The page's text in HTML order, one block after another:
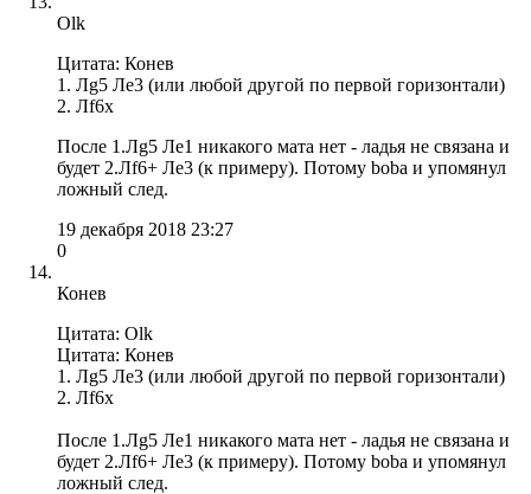
Olk
Цитата: Конев
1. Лg5 Ле3 (или любой другой по первой горизонтали)
2. Лf6x
После 1.Лg5 Лe1 никакого мата нет - ладья не связана и
будет 2.Лf6+ Лe3 (к примеру). Потому boba и упомянул
ложный след.
19 декабря 2018 23:27
0
Конев
Цитата: Olk
Цитата: Конев
1. Лg5 Ле3 (или любой другой по первой горизонтали)
2. Лf6x
После 1.Лg5 Лe1 никакого мата нет - ладья не связана и
будет 2.Лf6+ Лe3 (к примеру). Потому boba и упомянул
ложный след.